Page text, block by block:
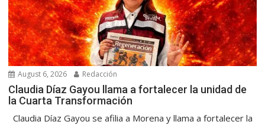
August 6, 2026 Redacción
Claudia Díaz Gayou llama a fortalecer la unidad de
la Cuarta Transformación
Claudia Díaz Gayou se afilia a Morena y llama a fortalecer la